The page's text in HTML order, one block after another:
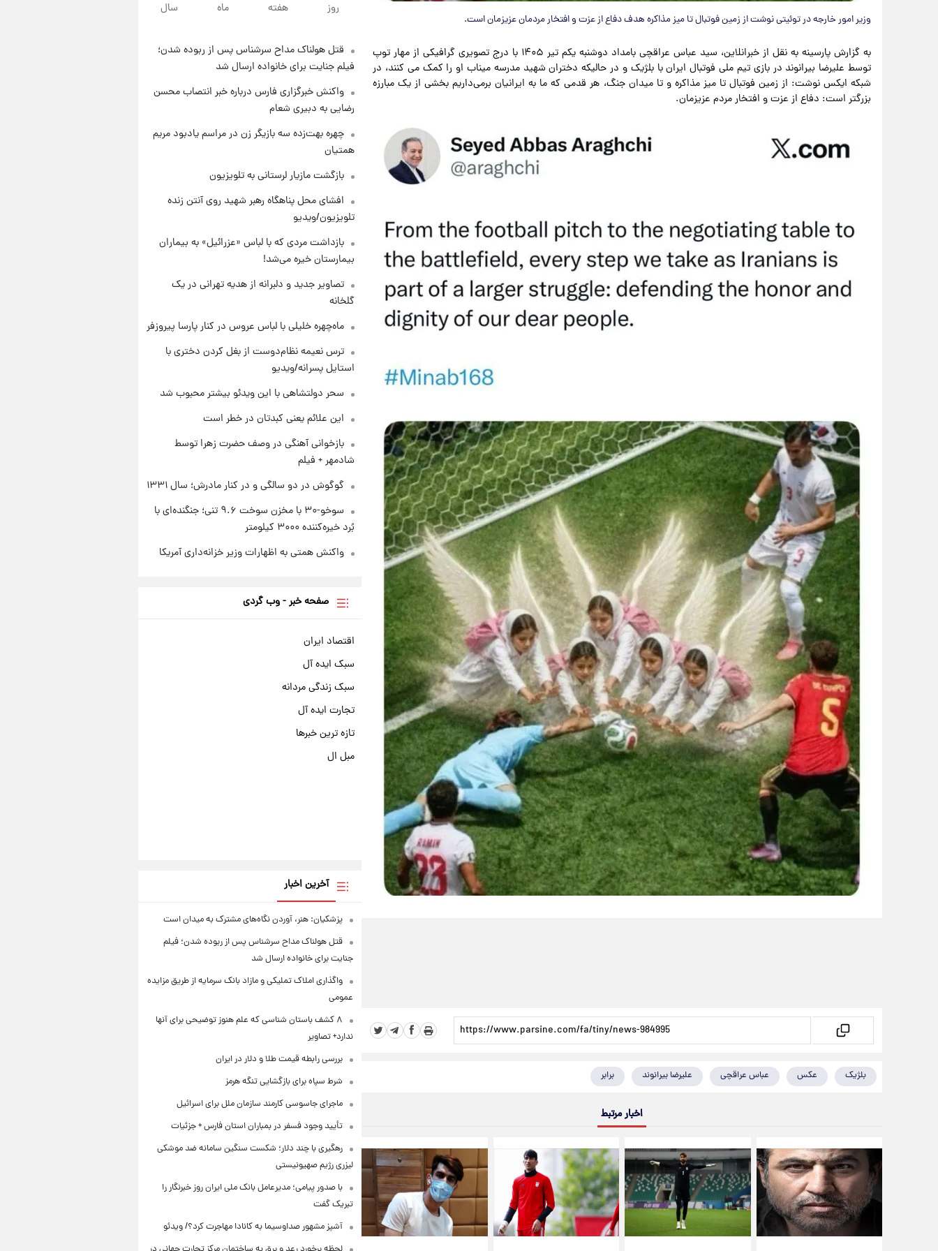
وزیر امور خارجه در توئیتی نوشت از زمین فوتبال تا میز مذاکره هدف دفاع از عزت و افتخار مردمان عزیزمان است.
به گزارش پارسینه به نقل از خبرانلاین، سید عباس عراقچی بامداد دوشنبه یکم تیر ۱۴۰۵ با درج تصویری گرافیکی از مهار توپ
توسط علیرضا بیرانوند در بازی تیم ملی فوتبال ایران با بلژیک و در حالیکه دختران شهید مدرسه میناب او را کمک می کنند، در
شبکه ایکس نوشت: از زمین فوتبال تا میز مذاکره و تا میدان جنگ، هر قدمی که ما به ایرانیان برمی‌داریم بخشی از یک مبارزه
بزرگتر است: دفاع از عزت و افتخار مردم عزیزمان.
بلژیک عکس عباس عراقچی علیرضا بیرانوند برابر
اخبار مرتبط
۲۱ ساعت پیش
۱۴۰۵
۲۱ ساعت پیش
بازیکن به درد نخور استقلال با
مقصد اروپا این تیم را ترک کرد!
۱ روز پیش
تصاویر کمتر دیده‌شده از شهیدان
حاجی‌زاده و باقری؛ فرماندهان
روز هفته ماه سال
قتل هولناک مداح سرشناس پس از ربوده شدن؛
فیلم جنایت برای خانواده ارسال شد
واکنش خبرگزاری فارس درباره خبر انتصاب محسن
رضایی به دبیری شعام
چهره بهت‌زده سه بازیگر زن در مراسم یادبود مریم
همتیان
بازگشت مازیار لرستانی به تلویزیون
افشای محل پناهگاه‌ رهبر شهید روی آنتن زنده
تلویزیون/ویدیو
بازداشت مردی که با لباس «عزرائیل» به بیماران
بیمارستان خیره می‌شد!
تصاویر جدید و دلبرانه از هدیه تهرانی در یک
گلخانه
ماه‌چهره خلیلی با لباس عروس در کنار پارسا پیروزفر
ترس نعیمه نظام‌دوست از بغل کردن دختری با
استایل پسرانه/ویدیو
سحر دولتشاهی با این ویدئو بیشتر محبوب شد
این علائم یعنی کبدتان در خطر است
بازخوانی آهنگی در وصف حضرت زهرا توسط
شادمهر + فیلم
گوگوش در دو سالگی و در کنار مادرش؛ سال ۱۳۳۱
سوخو-۳۰ با مخزن سوخت ۹.۶ تنی؛ جنگنده‌ای با
بُرد خیره‌کننده ۳۰۰۰ کیلومتر
واکنش همتی به اظهارات وزیر خزانه‌داری آمریکا
صفحه خبر - وب گردی
اقتصاد ایران
سبک ایده آل
سبک زندگی مردانه
تجارت ایده آل
تازه ترین خبرها
مبل ال
آخرین اخبار
پزشکیان: هنر، آوردن نگاه‌های مشترک به میدان است
قتل هولناک مداح سرشناس پس از ربوده شدن؛ فیلم
جنایت برای خانواده ارسال شد
واگذاری املاک تملیکی و مازاد بانک سرمایه از طریق مزایده
عمومی
۸ کشف باستان شناسی که علم هنوز توضیحی برای آنها
ندارد+ تصاویر
بررسی رابطه قیمت طلا و دلار در ایران
شرط سپاه برای بازگشایی تنگه هرمز
ماجرای جاسوسی کارمند سازمان ملل برای اسرائیل
تأیید وجود فسفر در بمباران استان فارس + جزئیات
رهگیری با چند دلار؛ شکست سنگین سامانه ضد موشکی
لیزری رژیم صهیونیستی
با صدور پیامی؛ مدیرعامل بانک ملی ایران روز خبرنگار را
تبریک گفت
آشپز مشهور صداوسیما به کانادا مهاجرت کرد؟/ ویدئو